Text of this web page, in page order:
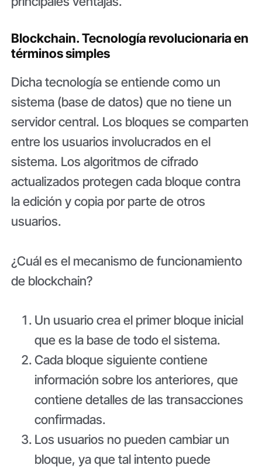
Blockchain. Tecnología revolucionaria en
términos simples
Dicha tecnología se entiende como un
sistema (base de datos) que no tiene un
servidor central. Los bloques se comparten
entre los usuarios involucrados en el
sistema. Los algoritmos de cifrado
actualizados protegen cada bloque contra
la edición y copia por parte de otros
usuarios.
¿Cuál es el mecanismo de funcionamiento
de blockchain?
Un usuario crea el primer bloque inicial
que es la base de todo el sistema.
Cada bloque siguiente contiene
información sobre los anteriores, que
contiene detalles de las transacciones
confirmadas.
Los usuarios no pueden cambiar un
bloque, ya que tal intento puede